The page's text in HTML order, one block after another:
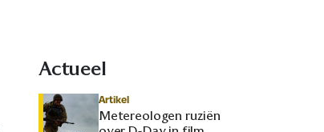
Actueel
Artikel
Metereologen ruziën